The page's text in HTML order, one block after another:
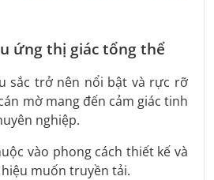
ứng thị giác tổng thể
sắc trở nên nổi bật và rực rỡ
mờ mang đến cảm giác tinh
nghiệp.
vào phong cách thiết kế và
muốn truyền tải.